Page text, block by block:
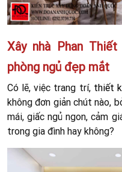
Xây nhà Phan
phòng ngủ đẹp mắt
Có lẽ, việc trang trí, thiết
không đơn giản chút nào,
mái, giấc ngủ ngon, cảm
trong gia đình hay không?